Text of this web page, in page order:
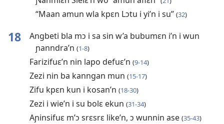
“Maan amun wla kpɛn Lɔtu i yi’n i su” (32)
18
Angbeti bla mɔ i sa sin w’a bubumɛn i’n i wun
ɲanndra’n (1-8)
Farizifuɛ’n nin lapo defuɛ’n (9-14)
Zezi nin ba kanngan mun (15-17)
Zifu kpɛn kun i kosan’n (18-30)
Zezi i wie’n i su bolɛ ekun (31-34)
Aɲinsifuɛ m’ɔ srɛsrɛ like’n, ɔ wunnin ase (35-43)